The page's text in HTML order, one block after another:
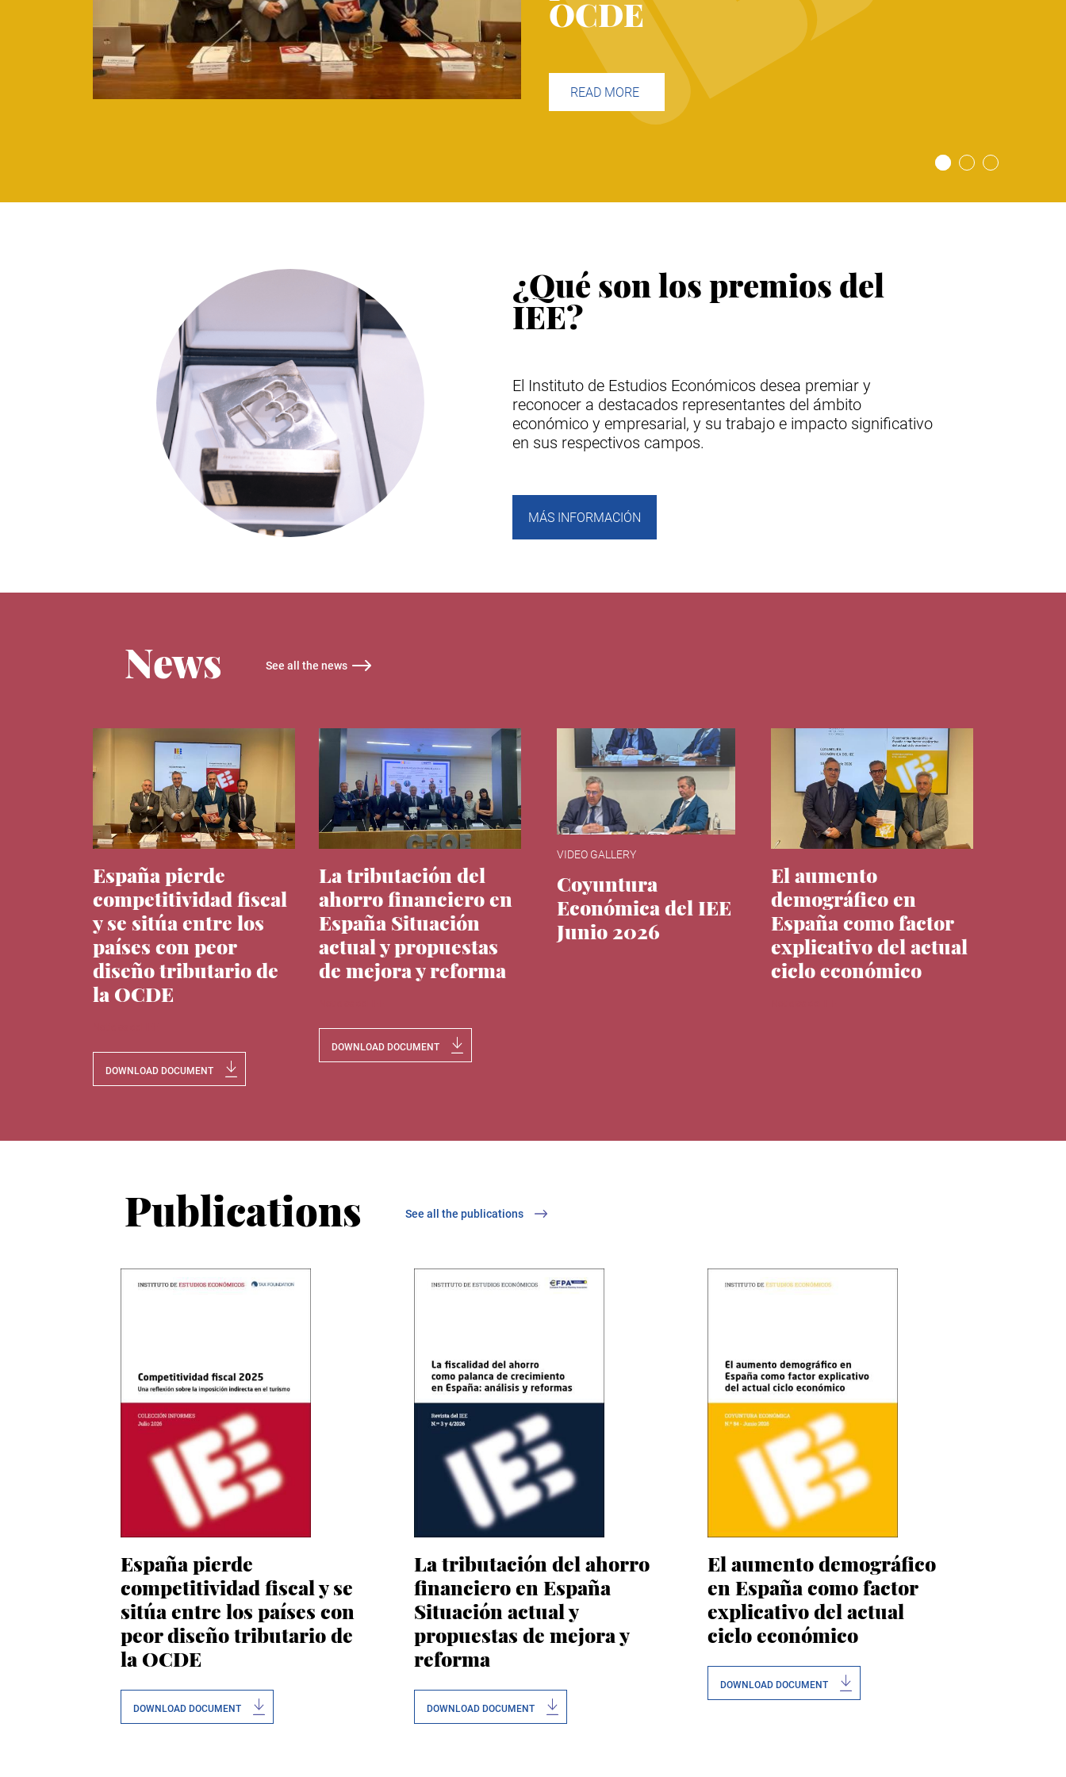
OCDE
READ MORE
¿Qué son los premios del
IEE?
El Instituto de Estudios Económicos desea premiar y
reconocer a destacados representantes del ámbito
económico y empresarial, y su trabajo e impacto significativo
en sus respectivos campos.
MÁS INFORMACIÓN
News See all the news
España pierde
competitividad fiscal
y se sitúa entre los
países con peor
diseño tributario de
la OCDE
DOWNLOAD DOCUMENT
La tributación del
ahorro financiero en
España Situación
actual y propuestas
de mejora y reforma
DOWNLOAD DOCUMENT
VIDEO GALLERY
Coyuntura
Económica del IEE
Junio 2026
El aumento
demográfico en
España como factor
explicativo del actual
ciclo económico
Publications See all the publications
España pierde
competitividad fiscal y se
sitúa entre los países con
peor diseño tributario de
la OCDE
DOWNLOAD DOCUMENT
La tributación del ahorro
financiero en España
Situación actual y
propuestas de mejora y
reforma
DOWNLOAD DOCUMENT
El aumento demográfico
en España como factor
explicativo del actual
ciclo económico
DOWNLOAD DOCUMENT